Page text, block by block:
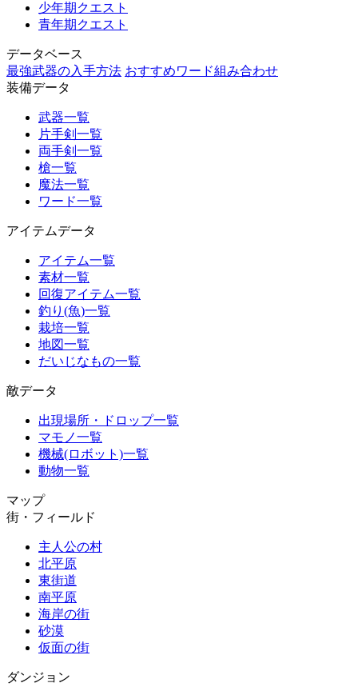
少年期クエスト
青年期クエスト
データベース
最強武器の入手方法 おすすめワード組み合わせ
装備データ
武器一覧
片手剣一覧
両手剣一覧
槍一覧
魔法一覧
ワード一覧
アイテムデータ
アイテム一覧
素材一覧
回復アイテム一覧
釣り(魚)一覧
栽培一覧
地図一覧
だいじなもの一覧
敵データ
出現場所・ドロップ一覧
マモノ一覧
機械(ロボット)一覧
動物一覧
マップ
街・フィールド
主人公の村
北平原
東街道
南平原
海岸の街
砂漠
仮面の街
ダンジョン